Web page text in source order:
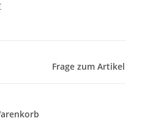
Frage zum Artikel